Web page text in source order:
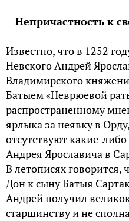
Непричастность к
Известно, что в 1252
Невского Андрей
Владимирского
Батыем «Неврюевой
распространенному
ярлыка за неявку в
отсутствуют какие-
Андрея Ярославича в
В летописях говорится,
Дон к сыну Батыя
Андрей получил
старшинству и не